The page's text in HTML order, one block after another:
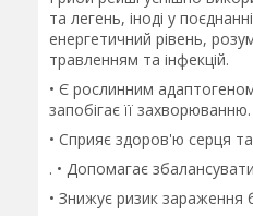
та легень, іноді у
енергетичний рівень,
травленням та інфекцій.
• Є рослинним
запобігає її захворюванню.
• Сприяє здоров'ю серця
. • Допомагає
• Знижує ризик зараження